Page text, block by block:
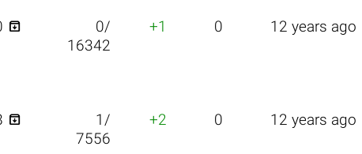

0/
16342
+1 0 12 years ago

1/
7556
+2 0 12 years ago